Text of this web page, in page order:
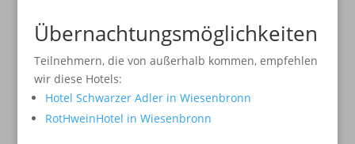
Übernachtungsmöglichkeiten
Teilnehmern, die von außerhalb kommen, empfehlen
wir diese Hotels:
Hotel Schwarzer Adler in Wiesenbronn
RotHweinHotel in Wiesenbronn